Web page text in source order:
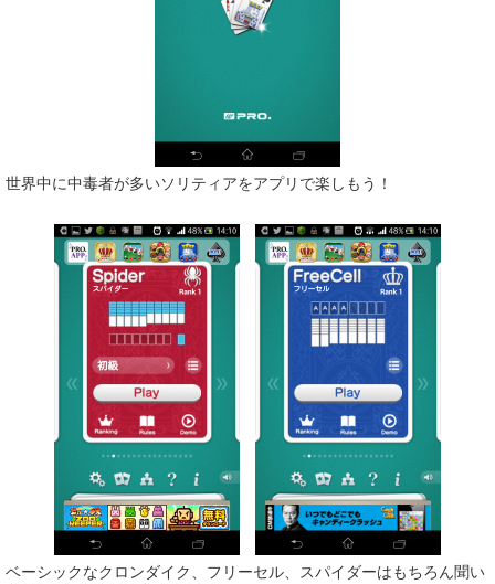
世界中に中毒者が多いソリティアをアプリで楽しもう！
ベーシックなクロンダイク、フリーセル、スパイダーはもちろん聞い